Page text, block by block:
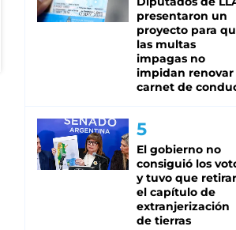
presentaron un
proyecto para
las multas
impagas no
impidan renovar
carnet de
El gobierno no
consiguió los
y tuvo que retirar
el capítulo de
extranjerización
de tierras